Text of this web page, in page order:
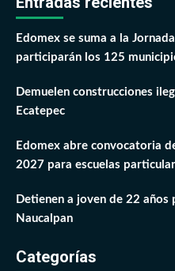
Edomex se suma a la
participarán los 125
Demuelen construcciones
Ecatepec
Edomex abre convocatoria
2027 para escuelas
Detienen a joven de 22
Naucalpan
Categorías